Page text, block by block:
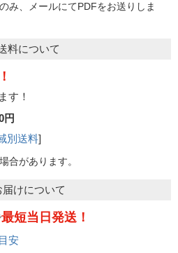
み、メールにてPDFをお送りしま
料について
す！
円
別送料]
合があります。
届けについて
最短当日発送！
安